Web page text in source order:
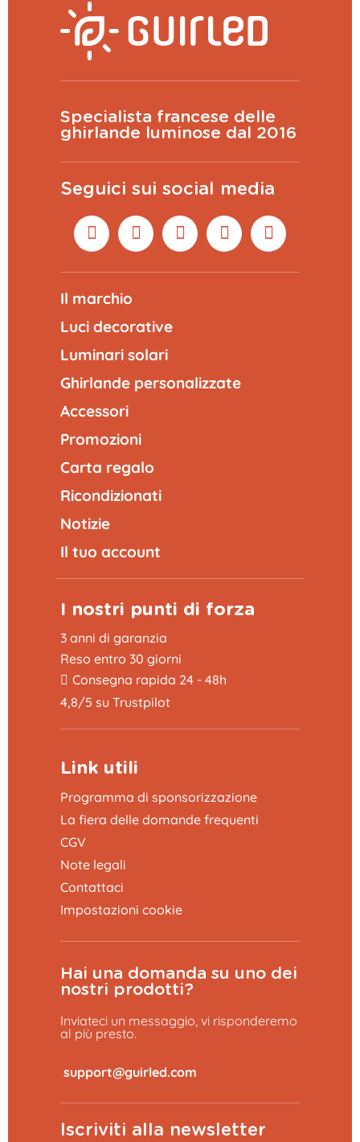
Specialista francese delle
ghirlande luminose dal 2016
Seguici sui social media
Il marchio
Luci decorative
Luminari solari
Ghirlande personalizzate
Accessori
Promozioni
Carta regalo
Ricondizionati
Notizie
Il tuo account
I nostri punti di forza
3 anni di garanzia
Reso entro 30 giorni
Consegna rapida 24 - 48h
4,8/5 su Trustpilot
Link utili
Programma di sponsorizzazione
La fiera delle domande frequenti
CGV
Note legali
Contattaci
Impostazioni cookie
Hai una domanda su uno dei
nostri prodotti?
Inviateci un messaggio, vi risponderemo
al più presto.
Iscriviti alla newsletter